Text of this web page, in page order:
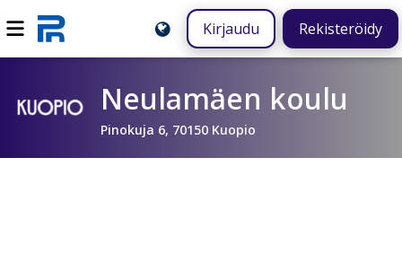
Kirjaudu Rekisteröidy
Neulamäen koulu
Pinokuja 6, 70150 Kuopio